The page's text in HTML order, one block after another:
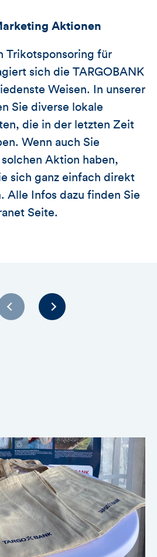
Aktionen
Trikotsponsoring für
sich die TARGOBANK
Weisen. In unserer
Sie diverse lokale
die in der letzten Zeit
Wenn auch Sie
solchen Aktion haben,
sich ganz einfach direkt
Alle Infos dazu finden Sie
Seite.